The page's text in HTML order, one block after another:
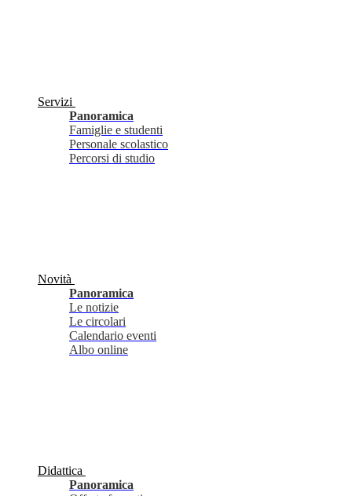
Servizi
Panoramica
Famiglie e studenti
Personale scolastico
Percorsi di studio
Novità
Panoramica
Le notizie
Le circolari
Calendario eventi
Albo online
Didattica
Panoramica